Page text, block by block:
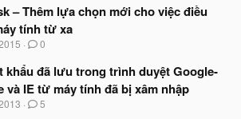
– Thêm lựa chọn mới cho việc điều
tính từ xa
0
khẩu đã lưu trong trình duyệt Google-
và IE từ máy tính đã bị xâm nhập
5